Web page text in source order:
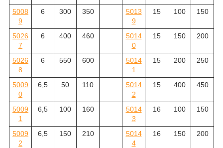
5008
9
6 300 350
5013
9
15 100 150
5026
7
6 400 460
5014
0
15 150 200
5026
8
6 550 600
5014
1
15 200 250
5009
0
6,5 50 110
5014
2
15 400 450
5009
1
6,5 100 160
5014
3
16 100 150
5009
2
6,5 150 210
5014
4
16 150 200